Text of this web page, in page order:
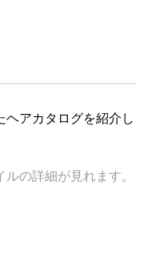
ヘアカタログを紹介し
の詳細が見れます。